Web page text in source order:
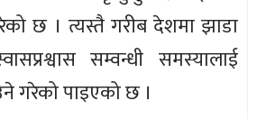
छ । त्यस्तै गरीब देशमा झाडा
सम्वन्धी समस्यालाई
गरेको पाइएको छ ।